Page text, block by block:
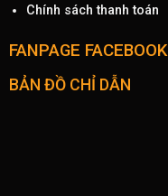
Chính sách thanh toán
FANPAGE FACEBOOK
BẢN ĐỒ CHỈ DẪN